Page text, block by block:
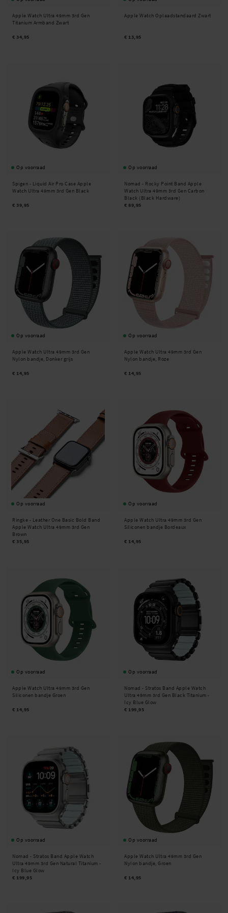
Apple Watch Ultra 49mm 3rd Gen
Titanium Armband Zwart
€ 34,95
Apple Watch Oplaadstandaard Zwart
€ 13,95
Op voorraad
Spigen - Liquid Air Pro Case Apple
Watch Ultra 49mm 3rd Gen Black
€ 39,95
Op voorraad
Nomad - Rocky Point Band Apple
Watch Ultra 49mm 3rd Gen Carbon
Black (Black Hardware)
€ 89,95
Op voorraad
Apple Watch Ultra 49mm 3rd Gen
Nylon bandje, Donker grijs
€ 14,95
Op voorraad
Apple Watch Ultra 49mm 3rd Gen
Nylon bandje, Roze
€ 14,95
Op voorraad
Ringke - Leather One Basic Bold Band
Apple Watch Ultra 49mm 3rd Gen
Brown
€ 35,95
Op voorraad
Apple Watch Ultra 49mm 3rd Gen
Siliconen bandje Bordeaux
€ 14,95
Op voorraad
Apple Watch Ultra 49mm 3rd Gen
Siliconen bandje Groen
€ 14,95
Op voorraad
Nomad - Stratos Band Apple Watch
Ultra 49mm 3rd Gen Black Titanium -
Icy Blue Glow
€ 199,95
Op voorraad
Nomad - Stratos Band Apple Watch
Ultra 49mm 3rd Gen Natural Titanium -
Icy Blue Glow
€ 199,95
Op voorraad
Apple Watch Ultra 49mm 3rd Gen
Nylon bandje, Groen
€ 14,95